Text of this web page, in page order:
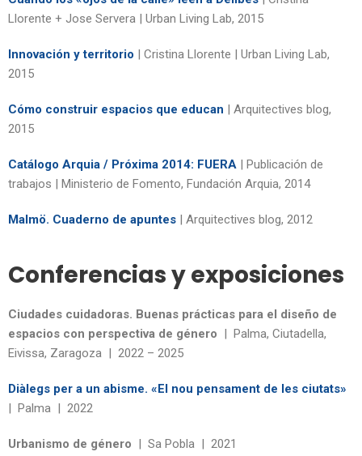
Llorente + Jose Servera | Urban Living Lab, 2015
Innovación y territorio | Cristina Llorente | Urban Living Lab,
2015
Cómo construir espacios que educan | Arquitectives blog,
2015
Catálogo Arquia / Próxima 2014: FUERA | Publicación de
trabajos | Ministerio de Fomento, Fundación Arquia, 2014
Malmö. Cuaderno de apuntes | Arquitectives blog, 2012
Conferencias y exposiciones
Ciudades cuidadoras. Buenas prácticas para el diseño de
espacios con perspectiva de género | Palma, Ciutadella,
Eivissa, Zaragoza | 2022 – 2025
Diàlegs per a un abisme. «El nou pensament de les ciutats»
| Palma | 2022
Urbanismo de género | Sa Pobla | 2021